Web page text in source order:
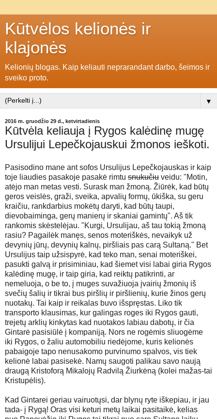
Kūtvėlos kelionės ir
klajonės
Kelionių blogas. Kaip keliauti neprarandant darbo, šeimos ir
sveiko proto.
▼
2016 m. gruodžio 29 d., ketvirtadienis
Kūtvėla keliauja į Rygos kalėdinę mugę
Ursulijui Lepečkojauskui žmonos ieškoti.
Pasisodino mane ant sofos Ursulijus Lepečkojauskas ir kaip
toje liaudies pasakoje pasakė rimtu snukučiu veidu: "Motin,
atėjo man metas vesti. Surask man žmoną. Žiūrėk, kad būtų
geros veislės, graži, sveika, apvalių formų, ūkiška, su geru
kraičiu, rankdarbius mokėtų daryti, kad būtų taupi,
dievobaiminga, gerų manierų ir skaniai gamintų". Aš tik
rankomis skėstelėjau. "Kurgi, Ursulijau, aš tau tokią žmoną
rasiu? Pagailėk manęs, senos moteriškės, nevaikyk už
devynių jūrų, devynių kalnų, piršliais pas carą Sultaną." Bet
Ursulijus taip užsispyrė, kad teko man, senai moteriškei,
pasukti galvą ir prisiminiau, kad šiemet visi labai giria Rygos
kalėdinę mugę, ir taip giria, kad reiktų patikrinti, ar
nemeluoja, o be to, į muges suvažiuoja įvairių žmonių iš
svečių šalių ir tikrai bus piršlių ir piršlienių, kurie žinos gerų
nuotakų. Tai kaip ir reikalas buvo išspręstas. Liko tik
transporto klausimas, kur galingas roges iki Rygos gauti,
trejetų arklių kinkytas kad nuotakos labiau dabotų, ir čia
Gintarė pasisiūlė į kompaniją. Nors ne rogėmis sliuogėme
iki Rygos, o žaliu automobiliu riedėjome, kuris kelionės
pabaigoje tapo nenusakomo purvinumo spalvos, vis tiek
kelionė labai pasisekė. Namų saugoti palikau savo naują
draugą Kristoforą Mikalojų Radvilą Žiurkėną (kolei mažas-tai
Kristupėlis).
Kad Gintarei geriau vairuotųsi, dar blynų ryte iškepiau, ir jau
tada- į Rygą! Oras visi keturi metų laikai pasitaikė, kelias